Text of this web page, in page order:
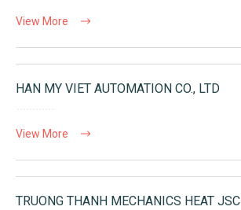
View More
HAN MY VIET AUTOMATION CO., LTD
View More
TRUONG THANH MECHANICS HEAT JSC